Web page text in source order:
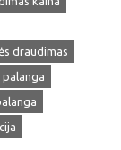
draudimas
palanga